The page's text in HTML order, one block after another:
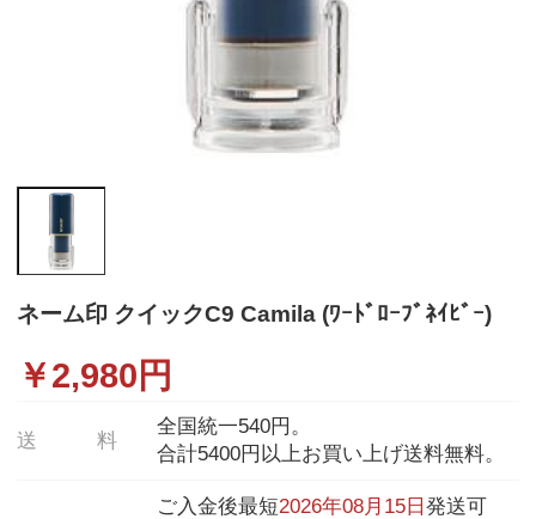
ネーム印 クイックC9 Camila (ﾜｰﾄﾞﾛｰﾌﾞﾈｲﾋﾞｰ)
￥2,980 円
送 料
全国統一540円。
合計5400円以上お買い上げ送料無料。
ご入金後最短2026年08月15日発送可